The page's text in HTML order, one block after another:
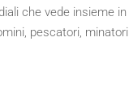
che vede insieme in
pescatori, minatori